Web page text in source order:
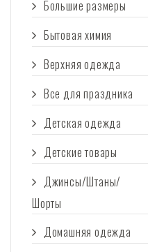
Большие размеры
Бытовая химия
Верхняя одежда
Все для праздника
Детская одежда
Детские товары
Джинсы/Штаны/
Шорты
Домашняя одежда